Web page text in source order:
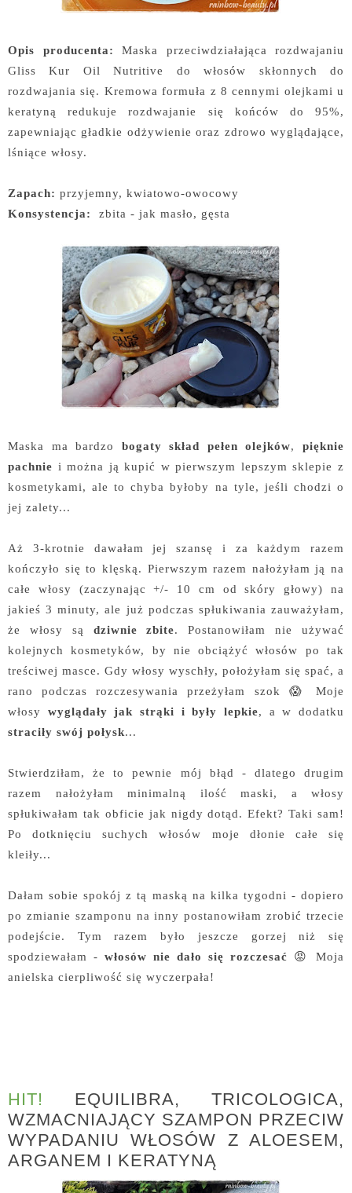
Opis producenta: Maska przeciwdziałająca rozdwajaniu
Gliss Kur Oil Nutritive do włosów skłonnych do
rozdwajania się. Kremowa formuła z 8 cennymi olejkami u
keratyną redukuje rozdwajanie się końców do 95%,
zapewniając gładkie odżywienie oraz zdrowo wyglądające,
lśniące włosy.
Zapach: przyjemny, kwiatowo-owocowy
Konsystencja: zbita - jak masło, gęsta
Maska ma bardzo bogaty skład pełen olejków,pięknie
pachnie i można ją kupić w pierwszym lepszym sklepie z
kosmetykami, ale to chyba byłoby na tyle, jeśli chodzi o
jej zalety...
Aż 3-krotnie dawałam jej szansę i za każdym razem
kończyło się to klęską. Pierwszym razem nałożyłam ją na
całe włosy (zaczynając +/- 10 cm od skóry głowy) na
jakieś 3 minuty, ale już podczas spłukiwania zauważyłam,
że włosy są dziwnie zbite. Postanowiłam nie używać
kolejnych kosmetyków, by nie obciążyć włosów po tak
treściwej masce. Gdy włosy wyschły, położyłam się spać, a
rano podczas rozczesywania przeżyłam szok 😱 Moje
włosy wyglądały jak strąki i były lepkie, a w dodatku
straciły swój połysk...
Stwierdziłam, że to pewnie mój błąd - dlatego drugim
razem nałożyłam minimalną ilość maski, a włosy
spłukiwałam tak obficie jak nigdy dotąd. Efekt? Taki sam!
Po dotknięciu suchych włosów moje dłonie całe się
kleiły...
Dałam sobie spokój z tą maską na kilka tygodni - dopiero
po zmianie szamponu na inny postanowiłam zrobić trzecie
podejście. Tym razem było jeszcze gorzej niż się
spodziewałam - włosów nie dało się rozczesać 😡 Moja
anielska cierpliwość się wyczerpała!
HIT! EQUILIBRA, TRICOLOGICA,
WZMACNIAJĄCY SZAMPON PRZECIW
WYPADANIU WŁOSÓW Z ALOESEM,
ARGANEM I KERATYNĄ